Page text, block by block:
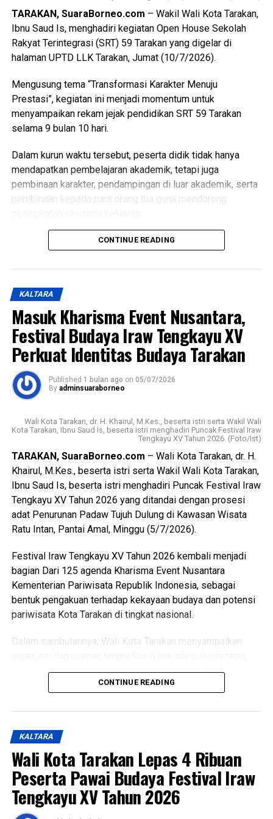
Views: 58
Bagikan ke
Messenger
TARAKAN, SuaraBorneo.com – Wakil Wali Kota Tarakan,
Ibnu Saud Is, menghadiri kegiatan Open House Sekolah
Rakyat Terintegrasi (SRT) 59 Tarakan yang digelar di
halaman UPTD LLK Tarakan, Jumat (10/7/2026).
Mengusung tema “Transformasi Karakter Menuju
Prestasi”, kegiatan ini menjadi momentum untuk
menyampaikan rekam jejak pendidikan SRT 59 Tarakan
selama 9 bulan 10 hari.
Dalam kurun waktu tersebut, peserta didik tidak hanya
mendapatkan pembelajaran akademik, tetapi juga
pembinaan karakter, pendampingan di luar akademik, serta
pembinaan kepada para orang tua guna mendorong
Dalam sambutannya, Wakil Wali Kota menyampaikan rasa
Menurutnya, berbagai prestasi yang telah diraih serta karya
karakter yang dilakukan mampu melahirkan generasi yang
berprestasi dan memiliki potensi untuk terus berkembang.
Ia juga menegaskan bahwa keberadaan SRT 59 Tarakan
sejalan dengan program Asta Cita Presiden Republik
Indonesia serta visi dan misi Pemerintah Kota Tarakan
dalam meningkatkan kualitas sumber daya manusia.
pemindahan SRT 59 Tarakan ke gedung baru yang
berlokasi di Kecamatan Tarakan Utara. Diharapkan, dengan
fasilitas yang lebih memadai, semangat belajar dan proses
pembinaan peserta didik dapat semakin meningkat.
Mengakhiri sambutannya, Wakil Wali Kota menyampaikan
apresiasi dan terima kasih kepada seluruh guru dan tenaga
pendidik yang telah dengan penuh dedikasi membimbing
pendidikan, sehingga mampu mencetak generasi yang
berkarakter, mandiri, dan berprestasi. (Adv/Mandu)
Views: 46
Bagikan ke
Messenger
CONTINUE READING
KALTARA
Masuk Kharisma Event Nusantara,
Festival Budaya Iraw Tengkayu XV
Perkuat Identitas Budaya Tarakan
Published 1 bulan ago on 05/07/2026
By adminsuaraborneo
Wali Kota Tarakan, dr. H. Khairul, M.Kes., beserta istri serta Wakil Wali
Kota Tarakan, Ibnu Saud Is, beserta istri menghadiri Puncak Festival Iraw
Tengkayu XV Tahun 2026. (Foto/Ist)
TARAKAN, SuaraBorneo.com – Wali Kota Tarakan, dr. H.
Khairul, M.Kes., beserta istri serta Wakil Wali Kota Tarakan,
Ibnu Saud Is, beserta istri menghadiri Puncak Festival Iraw
Tengkayu XV Tahun 2026 yang ditandai dengan prosesi
adat Penurunan Padaw Tujuh Dulung di Kawasan Wisata
Ratu Intan, Pantai Amal, Minggu (5/7/2026).
Festival Iraw Tengkayu XV Tahun 2026 kembali menjadi
bagian Dari 125 agenda Kharisma Event Nusantara
Kementerian Pariwisata Republik Indonesia, sebagai
bentuk pengakuan terhadap kekayaan budaya dan potensi
pariwisata Kota Tarakan di tingkat nasional.
Dalam sambutannya, Wali Kota Tarakan menyampaikan
undangan yang telah hadir serta masyarakat yang
memadati lokasi acara dengan penuh antusias untuk
kebijakan efisiensi anggaran, pelaksanaan Festival Iraw
Tengkayu akan terus dipertahankan sebagai upaya
melestarikan budaya lokal dan pariwisata daerah.
Mengakhiri sambutannya, Wali Kota berharap Kota Tarakan
senantiasa diberikan keberkahan, keamanan, kemajuan, dan
CONTINUE READING
KALTARA
Wali Kota Tarakan Lepas 4 Ribuan
Peserta Pawai Budaya Festival Iraw
Tengkayu XV Tahun 2026